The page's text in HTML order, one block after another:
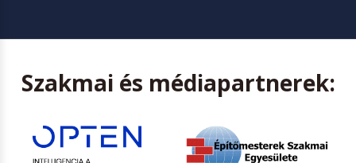
Szakmai és médiapartnerek: